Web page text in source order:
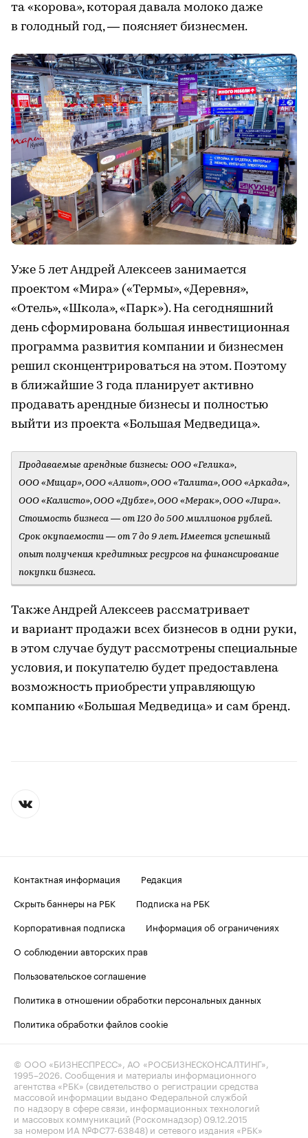
та «корова», которая давала молоко даже
в голодный год, — поясняет бизнесмен.
Уже 5 лет Андрей Алексеев занимается
проектом «Мира» («Термы», «Деревня»,
«Отель», «Школа», «Парк»). На сегодняшний
день сформирована большая инвестиционная
программа развития компании и бизнесмен
решил сконцентрироваться на этом. Поэтому
в ближайшие 3 года планирует активно
продавать арендные бизнесы и полностью
выйти из проекта «Большая Медведица».
Продаваемые арендные бизнесы: ООО «Гелика»,
ООО «Мицар», ООО «Алиот», ООО «Талита», ООО «Аркада»,
ООО «Калисто», ООО «Дубхе», ООО «Мерак», ООО «Лира».
Стоимость бизнеса — от 120 до 500 миллионов рублей.
Срок окупаемости — от 7 до 9 лет. Имеется успешный
опыт получения кредитных ресурсов на финансирование
покупки бизнеса.
Также Андрей Алексеев рассматривает
и вариант продажи всех бизнесов в одни руки,
в этом случае будут рассмотрены специальные
условия, и покупателю будет предоставлена
возможность приобрести управляющую
компанию «Большая Медведица» и сам бренд.
Контактная информация
Редакция
Скрыть баннеры на РБК
Подписка на РБК
Корпоративная подписка
Информация об ограничениях
О соблюдении авторских прав
Пользовательское соглашение
Политика в отношении обработки персональных данных
Политика обработки файлов cookie
© ООО «БИЗНЕСПРЕСС», АО «РОСБИЗНЕСКОНСАЛТИНГ»,
1995–2026 . Сообщения и материалы информационного
агентства «РБК» (свидетельство о регистрации средства
массовой информации выдано Федеральной службой
по надзору в сфере связи, информационных технологий
и массовых коммуникаций (Роскомнадзор) 09.12.2015
за номером ИА №ФС77-63848) и сетевого издания «РБК»